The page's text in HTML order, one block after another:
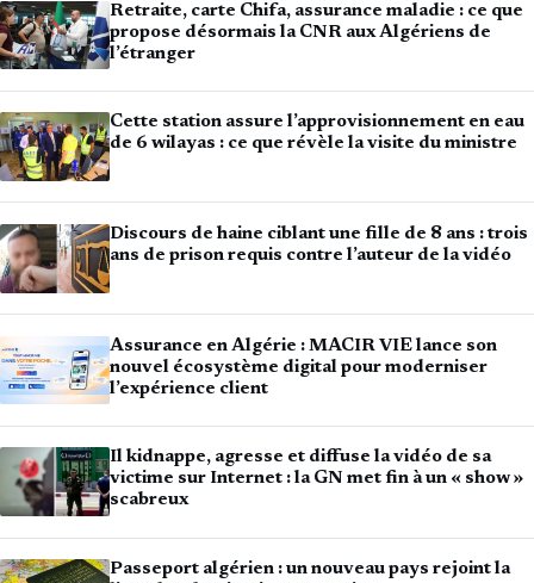
Retraite, carte Chifa, assurance maladie : ce que
propose désormais la CNR aux Algériens de
l’étranger
Cette station assure l’approvisionnement en eau
de 6 wilayas : ce que révèle la visite du ministre
Discours de haine ciblant une fille de 8 ans : trois
ans de prison requis contre l’auteur de la vidéo
Assurance en Algérie : MACIR VIE lance son
nouvel écosystème digital pour moderniser
l’expérience client
Il kidnappe, agresse et diffuse la vidéo de sa
victime sur Internet : la GN met fin à un « show »
scabreux
Passeport algérien : un nouveau pays rejoint la